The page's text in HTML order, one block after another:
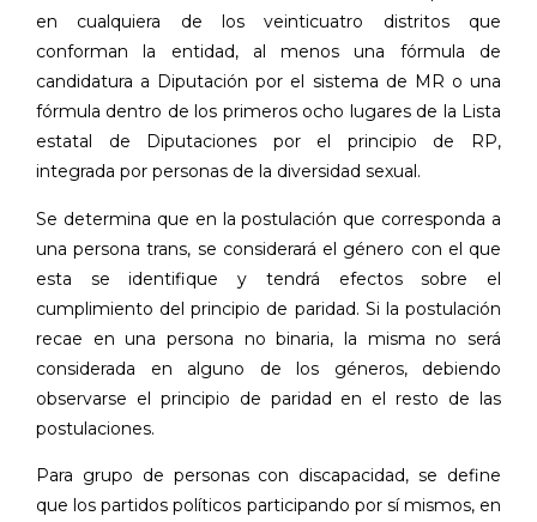
en cualquiera de los veinticuatro distritos que
conforman la entidad, al menos una fórmula de
candidatura a Diputación por el sistema de MR o una
fórmula dentro de los primeros ocho lugares de la Lista
estatal de Diputaciones por el principio de RP,
integrada por personas de la diversidad sexual.
Se determina que en la postulación que corresponda a
una persona trans, se considerará el género con el que
esta se identifique y tendrá efectos sobre el
cumplimiento del principio de paridad. Si la postulación
recae en una persona no binaria, la misma no será
considerada en alguno de los géneros, debiendo
observarse el principio de paridad en el resto de las
postulaciones.
Para grupo de personas con discapacidad, se define
que los partidos políticos participando por sí mismos, en